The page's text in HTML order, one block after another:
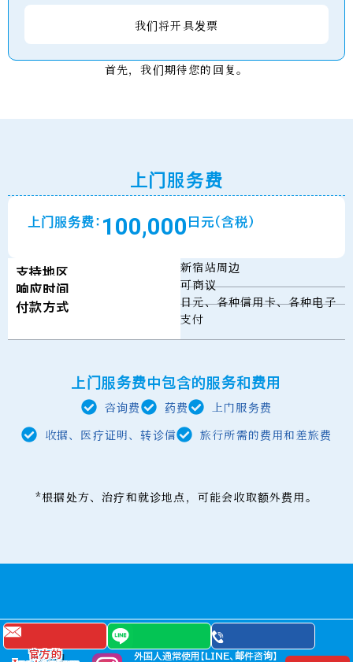
我们将开具发票
首先，我们期待您的回复。
上门服务费
上门服务费： 100,000 日元（含税）
支持地区 新宿站周边
响应时间 可商议
付款方式
日元、各种信用卡、各种电子
支付
上门服务费中包含的服务和费用
咨询费 药费
上门服务费
收据、医疗证明、转诊信
旅行所需的费用和差旅费
*根据处方、治疗和就诊地点，可能会收取额外费用。
官方的
外国人通常使用【LINE、邮件咨询】
预订和咨询